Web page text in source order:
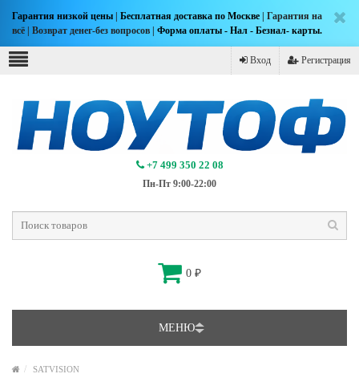
Гарантия низкой цены Бесплатная доставка по Москве | Гарантия на
всё | Возврат денег-без вопросов | Форма оплаты - Нал - Безнал- карты.
Вход Регистрация
+7 499 350 22 08
Пн-Пт 9:00-22:00
0 ₽
МЕНЮ
SATVISION